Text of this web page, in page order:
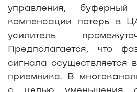
управления,
компенсации потерь в
усилитель
Предполагается, что
сигнала осуществляется
приемника. В
с целью уменьшения